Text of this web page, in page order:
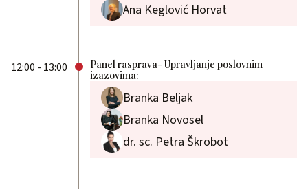
Ana Keglović Horvat
12:00 - 13:00
Panel rasprava- Upravljanje poslovnim
izazovima:
Branka Beljak
Branka Novosel
dr. sc. Petra Škrobot